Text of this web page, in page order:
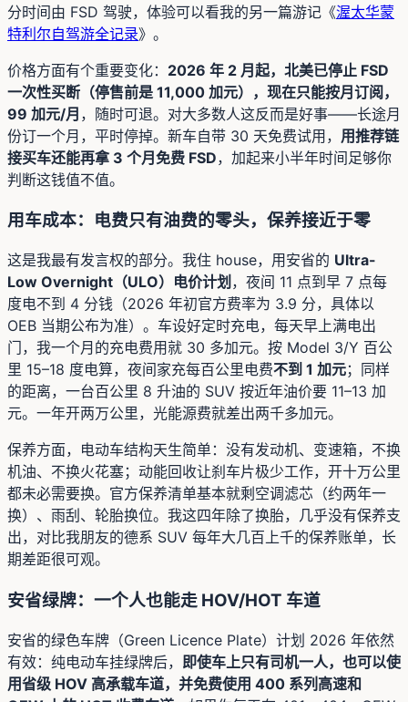
分时间由 FSD 驾驶，体验可以看我的另一篇游记《渥太华蒙
特利尔自驾游全记录》。
价格方面有个重要变化： 2026 年 2 月起，北美已停止 FSD
一次性买断（停售前是 11,000 加元），现在只能按月订阅，
99 加元/月 ，随时可退。对大多数人这反而是好事——长途月
份订一个月，平时停掉。新车自带 30 天免费试用， 用推荐链
接买车还能再拿 3 个月免费 FSD，加起来小半年时间足够你
判断这钱值不值。
用车成本：电费只有油费的零头，保养接近于零
这是我最有发言权的部分。我住 house，用安省的 Ultra-
Low Overnight（ULO）电价计划 ，夜间 11 点到早 7 点每
度电不到 4 分钱（2026 年初官方费率为 3.9 分，具体以
OEB 当期公布为准）。车设好定时充电，每天早上满电出
门，我一个月的充电费用就 30 多加元。按 Model 3/Y 百公
里 15–18 度电算，夜间家充每百公里电费不到 1 加元；同样
的距离，一台百公里 8 升油的 SUV 按近年油价要 11–13 加
元。一年开两万公里，光能源费就差出两千多加元。
保养方面，电动车结构天生简单：没有发动机、变速箱，不换
机油、不换火花塞；动能回收让刹车片极少工作，开十万公里
都未必需要换。官方保养清单基本就剩空调滤芯（约两年一
换）、雨刮、轮胎换位。我这四年除了换胎，几乎没有保养支
出，对比我朋友的德系 SUV 每年大几百上千的保养账单，长
期差距很可观。
安省绿牌：一个人也能走 HOV/HOT 车道
安省的绿色车牌（Green Licence Plate）计划 2026 年依然
有效：纯电动车挂绿牌后， 即使车上只有司机一人，也可以使
用省级 HOV 高承载车道，并免费使用 400 系列高速和